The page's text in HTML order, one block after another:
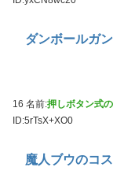
ダンボールガ
16 名前:押しボタン式
ID:5rTsX+XO0
魔人ブウのコ